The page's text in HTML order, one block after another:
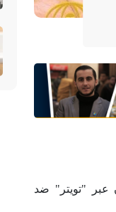
عبر "تويتر" ضد